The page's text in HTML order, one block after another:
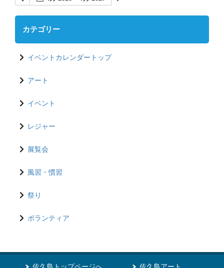
カテゴリー
イベントカレンダートップ
アート
イベント
レジャー
展覧会
風習・慣習
祭り
ボランティア